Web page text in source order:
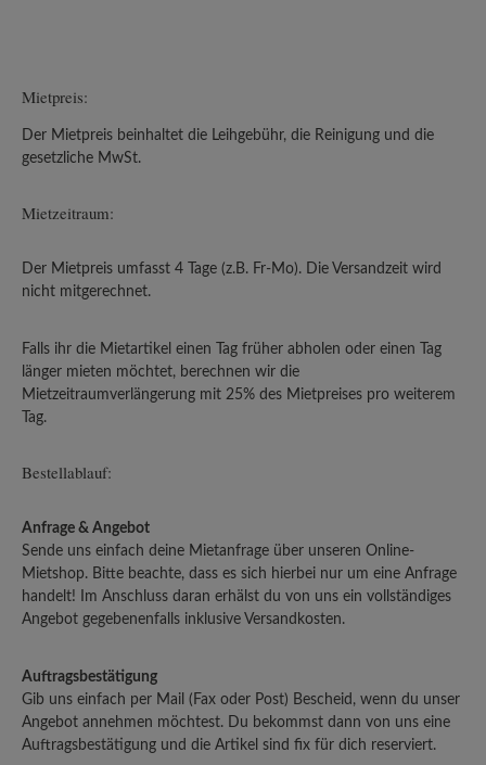
Mietpreis:
Der Mietpreis beinhaltet die Leihgebühr, die Reinigung und die
gesetzliche MwSt.
Mietzeitraum:
Der Mietpreis umfasst 4 Tage (z.B. Fr-Mo). Die Versandzeit wird
nicht mitgerechnet.
Falls ihr die Mietartikel einen Tag früher abholen oder einen Tag
länger mieten möchtet, berechnen wir die
Mietzeitraumverlängerung mit 25% des Mietpreises pro weiterem
Tag.
Bestellablauf:
Anfrage & Angebot
Sende uns einfach deine Mietanfrage über unseren Online-
Mietshop. Bitte beachte, dass es sich hierbei nur um eine Anfrage
handelt! Im Anschluss daran erhälst du von uns ein vollständiges
Angebot gegebenenfalls inklusive Versandkosten.
Auftragsbestätigung
Gib uns einfach per Mail (Fax oder Post) Bescheid, wenn du unser
Angebot annehmen möchtest. Du bekommst dann von uns eine
Auftragsbestätigung und die Artikel sind fix für dich reserviert.